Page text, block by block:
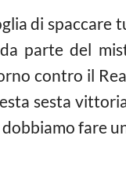
di
parte del
contro il
sesta
fare